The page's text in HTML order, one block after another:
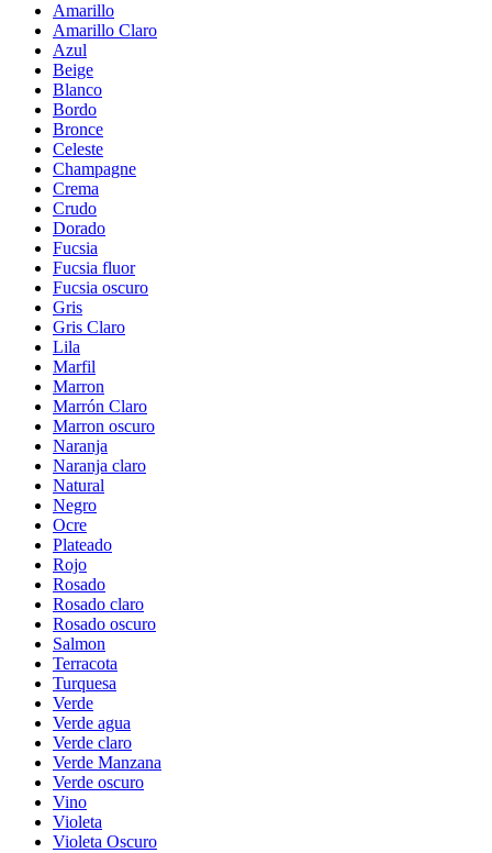
Amarillo
Amarillo Claro
Azul
Beige
Blanco
Bordo
Bronce
Celeste
Champagne
Crema
Crudo
Dorado
Fucsia
Fucsia fluor
Fucsia oscuro
Gris
Gris Claro
Lila
Marfil
Marron
Marrón Claro
Marron oscuro
Naranja
Naranja claro
Natural
Negro
Ocre
Plateado
Rojo
Rosado
Rosado claro
Rosado oscuro
Salmon
Terracota
Turquesa
Verde
Verde agua
Verde claro
Verde Manzana
Verde oscuro
Vino
Violeta
Violeta Oscuro